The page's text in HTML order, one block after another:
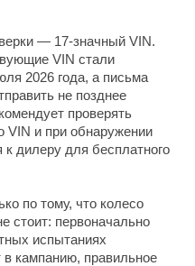
— 17-значный VIN.
VIN стали
2026 года, а письма
не позднее
проверять
VIN и при обнаружении
к дилеру для бесплатного
по тому, что колесо
стоит: первоначально
испытаниях
кампанию, правильное